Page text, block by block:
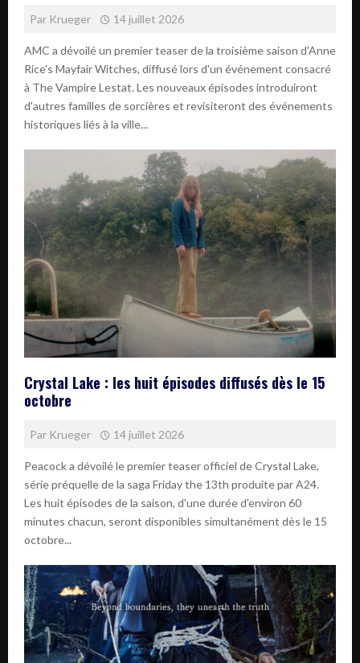
Par Krueger 14 juillet 2026
AMC a dévoilé un premier teaser de la troisième saison d'Anne
Rice's Mayfair Witches, diffusé lors d'un événement consacré
à The Vampire Lestat. Les nouveaux épisodes introduiront
d'autres familles de sorcières et revisiteront des événements
historiques liés à la ville...
Crystal Lake : les huit épisodes diffusés dès le 15
octobre
Par Krueger 14 juillet 2026
Peacock a dévoilé le premier teaser officiel de Crystal Lake,
série préquelle de la saga Friday the 13th produite par A24.
Les huit épisodes de la saison, d'une durée d'environ 60
minutes chacun, seront disponibles simultanément dès le 15
octobre...